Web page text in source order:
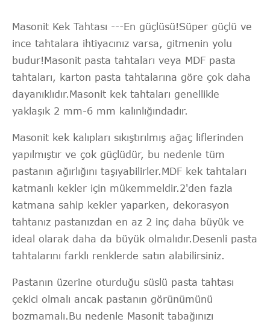
Masonit Kek Tahtası ---En güçlüsü!Süper güçlü ve
ince tahtalara ihtiyacınız varsa, gitmenin yolu
budur!Masonit pasta tahtaları veya MDF pasta
tahtaları, karton pasta tahtalarına göre çok daha
dayanıklıdır.Masonit kek tahtaları genellikle
yaklaşık 2 mm-6 mm kalınlığındadır.
Masonit kek kalıpları sıkıştırılmış ağaç liflerinden
yapılmıştır ve çok güçlüdür, bu nedenle tüm
pastanın ağırlığını taşıyabilirler.MDF kek tahtaları
katmanlı kekler için mükemmeldir.2'den fazla
katmana sahip kekler yaparken, dekorasyon
tahtanız pastanızdan en az 2 inç daha büyük ve
ideal olarak daha da büyük olmalıdır.Desenli pasta
tahtalarını farklı renklerde satın alabilirsiniz.
Pastanın üzerine oturduğu süslü pasta tahtası
çekici olmalı ancak pastanın görünümünü
bozmamalı.Bu nedenle Masonit tabağınızı